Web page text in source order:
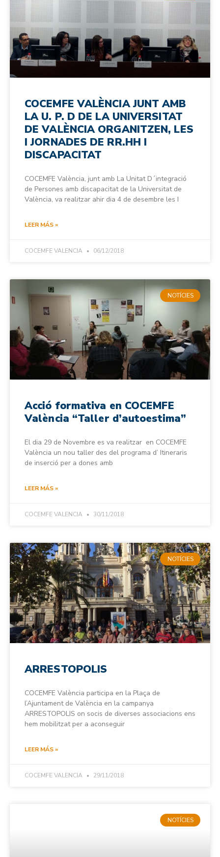
COCEMFE VALÈNCIA JUNT AMB
LA U. P. D DE LA UNIVERSITAT
DE VALÈNCIA ORGANITZEN, LES
I JORNADES DE RR.HH I
DISCAPACITAT
COCEMFE València, junt amb La Unitat D´integració
de Persones amb discapacitat de la Universitat de
València, va realitzar ahir dia 4 de desembre les I
LEER MÁS »
COCEMFE VALENCIA 06/12/2018
NOTÍCIES
Acció formativa en COCEMFE
València “Taller d’autoestima”
El dia 29 de Novembre es va realitzar en COCEMFE
València un nou taller des del programa d’ Itineraris
de inserció per a dones amb
LEER MÁS »
COCEMFE VALENCIA 30/11/2018
NOTÍCIES
ARRESTOPOLIS
COCEMFE València participa en la Plaça de
l’Ajuntament de València en la campanya
ARRESTOPOLIS on socis de diverses associacions ens
hem mobilitzat per a aconseguir
LEER MÁS »
COCEMFE VALENCIA 29/11/2018
NOTÍCIES